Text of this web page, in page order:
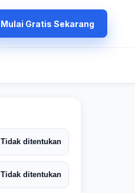
Mulai Gratis Sekarang
Tidak ditentukan
Tidak ditentukan